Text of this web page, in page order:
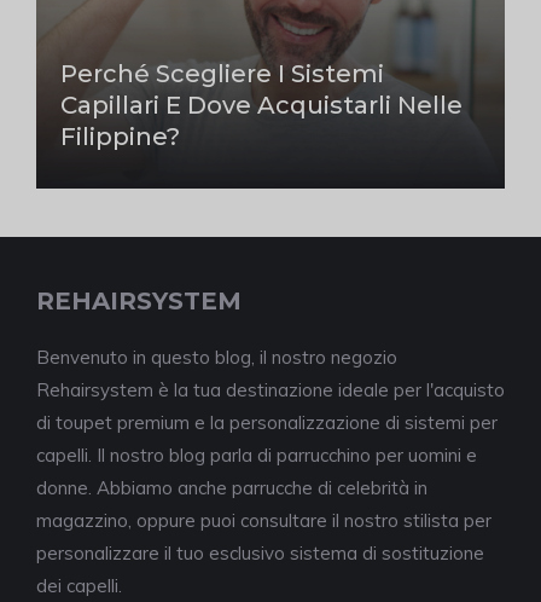
Perché Scegliere I Sistemi
Capillari E Dove Acquistarli Nelle
Filippine?
REHAIRSYSTEM
Benvenuto in questo blog, il nostro negozio
Rehairsystem è la tua destinazione ideale per l'acquisto
di toupet premium e la personalizzazione di sistemi per
capelli. Il nostro blog parla di parrucchino per uomini e
donne. Abbiamo anche parrucche di celebrità in
magazzino, oppure puoi consultare il nostro stilista per
personalizzare il tuo esclusivo sistema di sostituzione
dei capelli.